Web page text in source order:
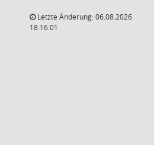
Letzte Änderung: 06.08.2026
18:16:01